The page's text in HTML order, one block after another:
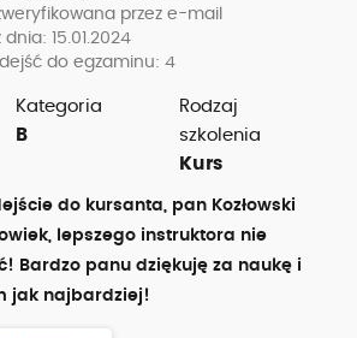
przez e-mail
15.01.2024
do egzaminu: 4
Kategoria
B
Rodzaj
szkolenia
Kurs
do kursanta, pan Kozłowski
lepszego instruktora nie
Bardzo panu dziękuję za naukę i
jak najbardziej!